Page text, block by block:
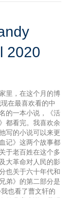
2020
里，在这个月的博
在最喜欢看的中
的一本小说，《活
都看完。我喜欢余
写的小说可以来更
记》这两个故事都
于老百姓在这个多
大革命对人民的影
也关于六十年代和
弟》的第二部分是
也看了曹文轩的